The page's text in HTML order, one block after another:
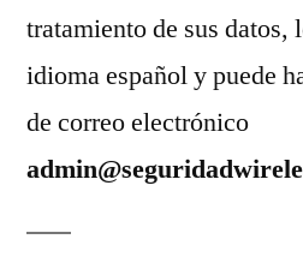
tratamiento de sus datos,
idioma español y puede
de correo electrónico